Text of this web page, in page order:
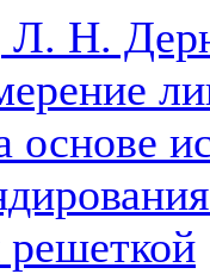
Л. Н.